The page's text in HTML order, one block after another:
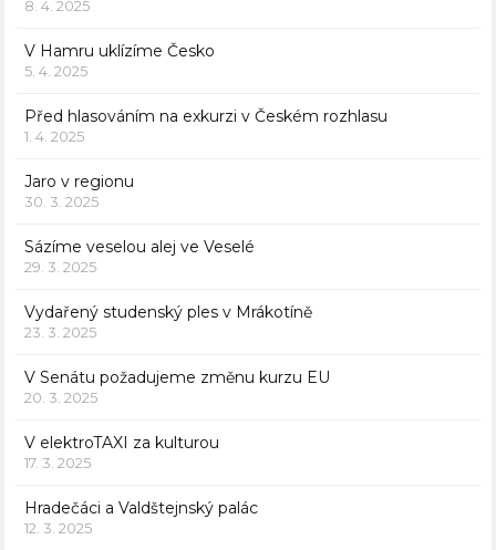
8. 4. 2025
V Hamru uklízíme Česko
5. 4. 2025
Před hlasováním na exkurzi v Českém rozhlasu
1. 4. 2025
Jaro v regionu
30. 3. 2025
Sázíme veselou alej ve Veselé
29. 3. 2025
Vydařený studenský ples v Mrákotíně
23. 3. 2025
V Senátu požadujeme změnu kurzu EU
20. 3. 2025
V elektroTAXI za kulturou
17. 3. 2025
Hradečáci a Valdštejnský palác
12. 3. 2025